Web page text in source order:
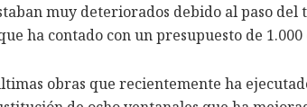
muy deteriorados debido al paso del
ha contado con un presupuesto de 1.000
obras que recientemente ha